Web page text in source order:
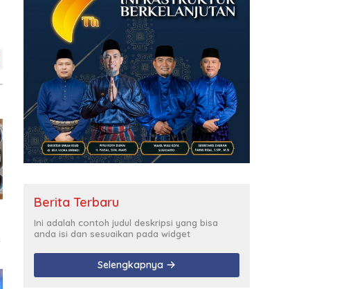
Berita Terbaru
Ini adalah contoh judul deskripsi yang bisa
anda isi dan sesuaikan pada widget
Selengkapnya